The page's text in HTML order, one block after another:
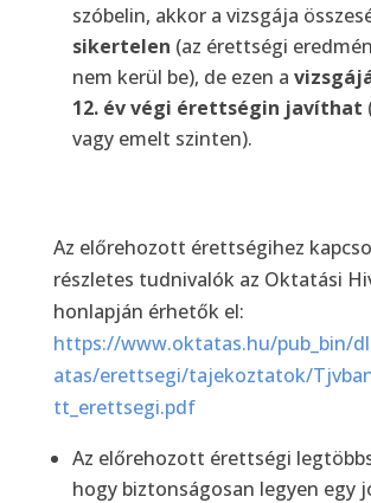
szóbelin, akkor a vizsgája
sikertelen (az érettségi
nem kerül be), de ezen a
12. év végi érettségin javíthat
vagy emelt szinten).
Az előrehozott érettségihez
részletes tudnivalók az Oktatási
honlapján érhetők el:
https://www.oktatas.hu/pub_bin/
atas/erettsegi/tajekoztatok/
tt_erettsegi.pdf
Az előrehozott érettségi
hogy biztonságosan legyen egy